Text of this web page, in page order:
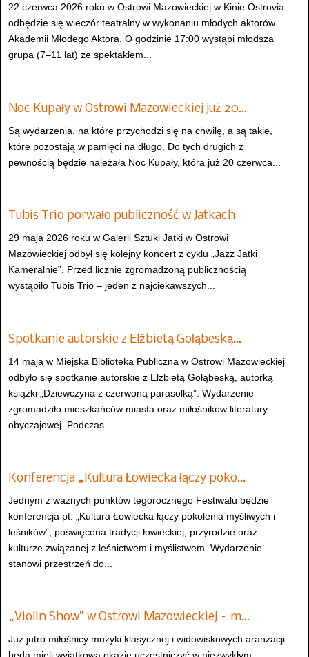
22 czerwca 2026 roku w Ostrowi Mazowieckiej w Kinie Ostrovia
odbędzie się wieczór teatralny w wykonaniu młodych aktorów
Akademii Młodego Aktora. O godzinie 17:00 wystąpi młodsza
grupa (7–11 lat) ze spektaklem...
Noc Kupały w Ostrowi Mazowieckiej już 20…
Są wydarzenia, na które przychodzi się na chwilę, a są takie,
które pozostają w pamięci na długo. Do tych drugich z
pewnością będzie należała Noc Kupały, która już 20 czerwca...
Tubis Trio porwało publiczność w Jatkach
29 maja 2026 roku w Galerii Sztuki Jatki w Ostrowi
Mazowieckiej odbył się kolejny koncert z cyklu „Jazz Jatki
Kameralnie”. Przed licznie zgromadzoną publicznością
wystąpiło Tubis Trio – jeden z najciekawszych...
Spotkanie autorskie z Elżbietą Gołąbeską…
14 maja w Miejska Biblioteka Publiczna w Ostrowi Mazowieckiej
odbyło się spotkanie autorskie z Elżbietą Gołąbeską, autorką
książki „Dziewczyna z czerwoną parasolką”. Wydarzenie
zgromadziło mieszkańców miasta oraz miłośników literatury
obyczajowej. Podczas...
Konferencja „Kultura Łowiecka łączy poko…
Jednym z ważnych punktów tegorocznego Festiwalu będzie
konferencja pt. „Kultura Łowiecka łączy pokolenia myśliwych i
leśników”, poświęcona tradycji łowieckiej, przyrodzie oraz
kulturze związanej z leśnictwem i myślistwem. Wydarzenie
stanowi przestrzeń do...
„Violin Show” w Ostrowi Mazowieckiej – m…
Już jutro miłośnicy muzyki klasycznej i widowiskowych aranżacji